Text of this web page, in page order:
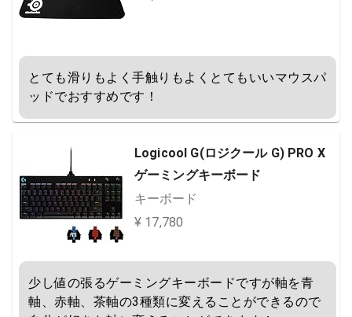
とても滑りもよく手触りもよくとてもいいマウスパ
ッドでおすすめです！
Logicool G(ロジクール G) PRO X
ゲーミングキーボード
キーボード
¥ 17,780
少し値の張るゲーミングキーボードですが軸を青
軸、赤軸、茶軸の3種類に変えることができるので